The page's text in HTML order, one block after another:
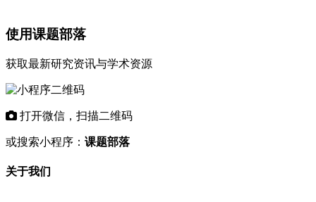
使用课题部落
获取最新研究资讯与学术资源
打开微信，扫描二维码
或搜索小程序： 课题部落
关于我们